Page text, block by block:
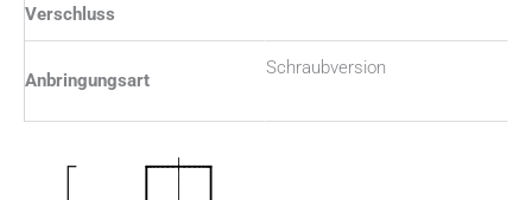
Verschluss
Anbringungsart
Schraubversion